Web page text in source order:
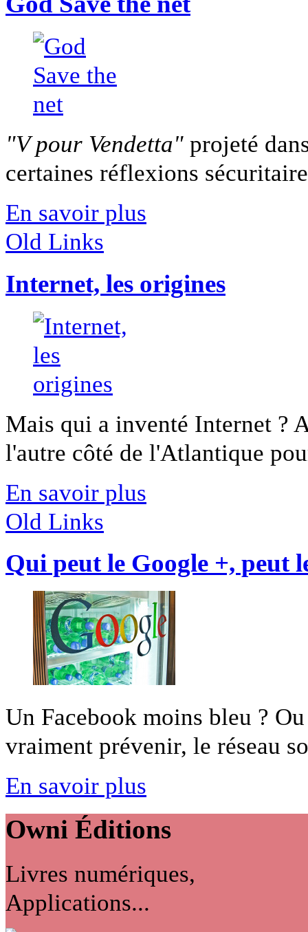
"V pour Vendetta" projeté
certaines réflexions
En savoir plus
Old Links
Internet, les origines
Mais qui a inventé Internet ?
l'autre côté de l'Atlantique
En savoir plus
Old Links
Qui peut le Google +, peut
Un Facebook moins bleu ?
vraiment prévenir, le réseau
En savoir plus
Owni Éditions
Livres numériques,
Applications...